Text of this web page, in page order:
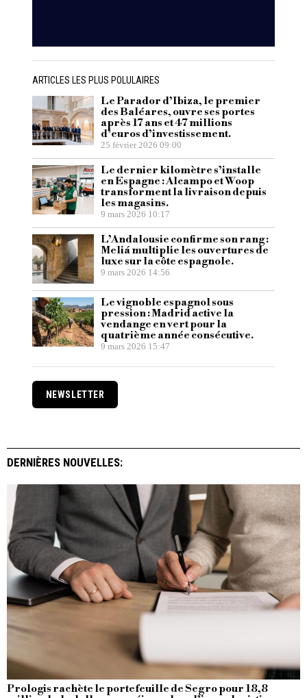
ARTICLES LES PLUS POLULAIRES
Le Parador d’Ibiza, le premier
des Baléares, ouvre ses portes
après 17 ans et 47 millions
d’euros d’investissement.
25 février 2026 09:00
Le dernier kilomètre s’installe
en Espagne : Alcampo et Woop
transforment la livraison depuis
les magasins.
9 mars 2026 10:17
L’Andalousie confirme son rang :
Meliá multiplie les ouvertures de
luxe sur la côte espagnole.
9 mars 2026 14:56
Le vignoble espagnol sous
pression : Madrid active la
vendange en vert pour la
quatrième année consécutive.
9 mars 2026 15:47
NEWSLETTER
DERNIÈRES NOUVELLES:
Prologis rachète le portefeuille de Segro pour 18,8